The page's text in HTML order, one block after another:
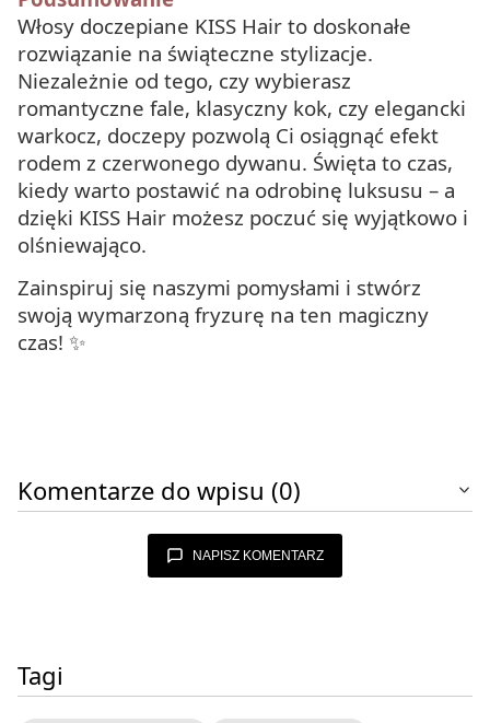
Włosy doczepiane KISS Hair to doskonałe
rozwiązanie na świąteczne stylizacje.
Niezależnie od tego, czy wybierasz
romantyczne fale, klasyczny kok, czy elegancki
warkocz, doczepy pozwolą Ci osiągnąć efekt
rodem z czerwonego dywanu. Święta to czas,
kiedy warto postawić na odrobinę luksusu – a
dzięki KISS Hair możesz poczuć się wyjątkowo i
olśniewająco.
Zainspiruj się naszymi pomysłami i stwórz
swoją wymarzoną fryzurę na ten magiczny
czas! ✨
Komentarze do wpisu (0)
NAPISZ KOMENTARZ
Tagi